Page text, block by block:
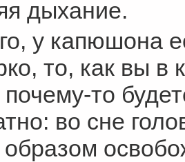
дыхание.
у капюшона
то, как вы в
то
во сне